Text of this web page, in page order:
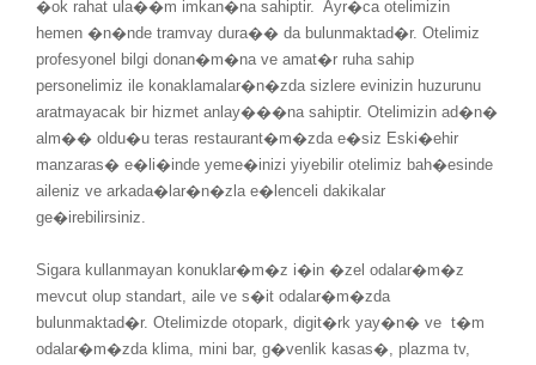
�ok rahat ula��m imkan�na sahiptir. Ayr�ca otelimizin
hemen �n�nde tramvay dura�� da bulunmaktad�r. Otelimiz
profesyonel bilgi donan�m�na ve amat�r ruha sahip
personelimiz ile konaklamalar�n�zda sizlere evinizin huzurunu
aratmayacak bir hizmet anlay���na sahiptir. Otelimizin ad�n�
alm�� oldu�u teras restaurant�m�zda e�siz Eski�ehir
manzaras� e�li�inde yeme�inizi yiyebilir otelimiz bah�esinde
aileniz ve arkada�lar�n�zla e�lenceli dakikalar
ge�irebilirsiniz.
Sigara kullanmayan konuklar�m�z i�in �zel odalar�m�z
mevcut olup standart, aile ve s�it odalar�m�zda
bulunmaktad�r. Otelimizde otopark, digit�rk yay�n� ve t�m
odalar�m�zda klima, mini bar, g�venlik kasas�, plazma tv,